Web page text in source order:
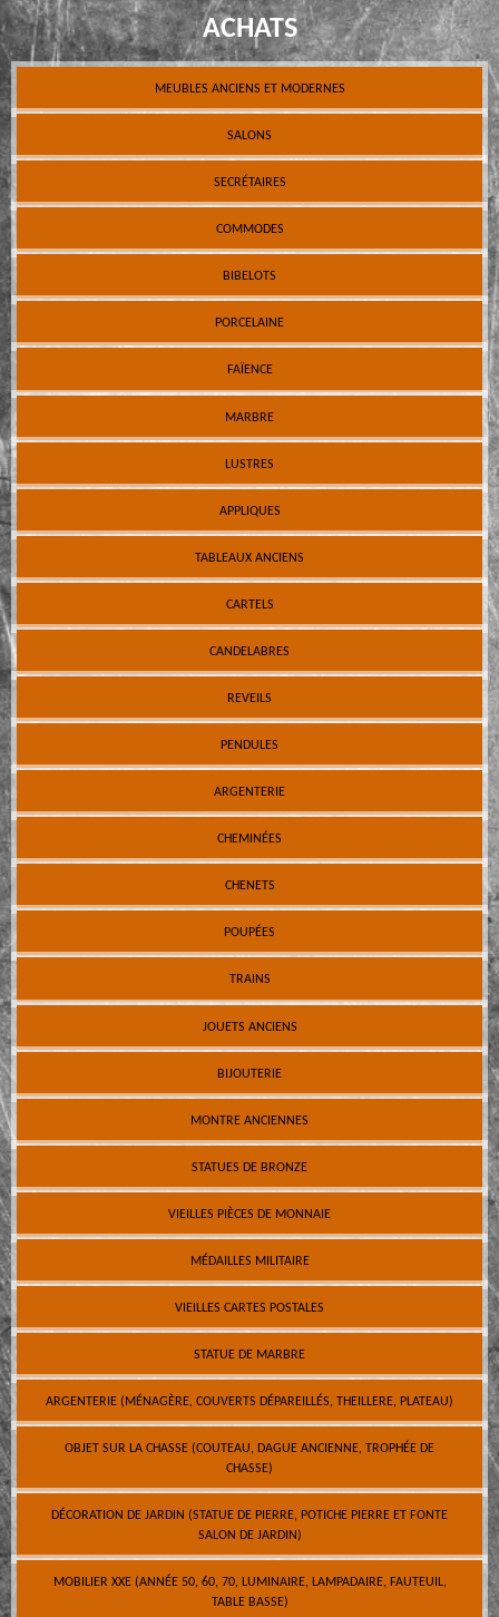
ACHATS
MEUBLES ANCIENS ET MODERNES
SALONS
SECRÉTAIRES
COMMODES
BIBELOTS
PORCELAINE
FAÏENCE
MARBRE
LUSTRES
APPLIQUES
TABLEAUX ANCIENS
CARTELS
CANDELABRES
REVEILS
PENDULES
ARGENTERIE
CHEMINÉES
CHENETS
POUPÉES
TRAINS
JOUETS ANCIENS
BIJOUTERIE
MONTRE ANCIENNES
STATUES DE BRONZE
VIEILLES PIÈCES DE MONNAIE
MÉDAILLES MILITAIRE
VIEILLES CARTES POSTALES
STATUE DE MARBRE
ARGENTERIE (MÉNAGÈRE, COUVERTS DÉPAREILLÉS, THEILLERE, PLATEAU)
OBJET SUR LA CHASSE (COUTEAU, DAGUE ANCIENNE, TROPHÉE DE
CHASSE)
DÉCORATION DE JARDIN (STATUE DE PIERRE, POTICHE PIERRE ET FONTE
SALON DE JARDIN)
MOBILIER XXE (ANNÉE 50, 60, 70, LUMINAIRE, LAMPADAIRE, FAUTEUIL,
TABLE BASSE)